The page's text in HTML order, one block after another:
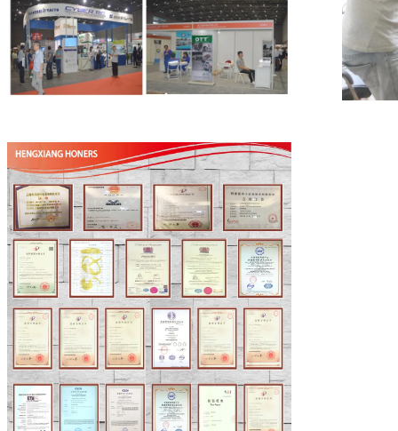
Hinterlass eine
Wir rufen Sie bald